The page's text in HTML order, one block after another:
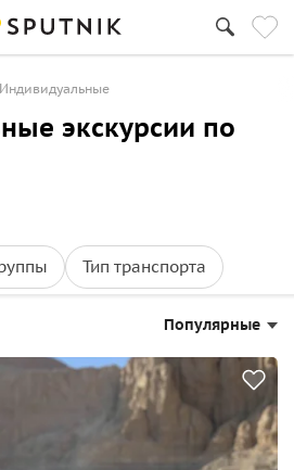
Индивидуальные
экскурсии по
Тип транспорта
Популярные